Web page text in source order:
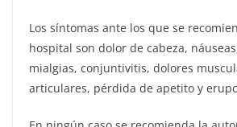
Los síntomas ante los que se
hospital son dolor de cabeza,
mialgias, conjuntivitis, dolores
articulares, pérdida de apetito y